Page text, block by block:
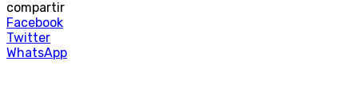
compartir
Facebook
Twitter
WhatsApp